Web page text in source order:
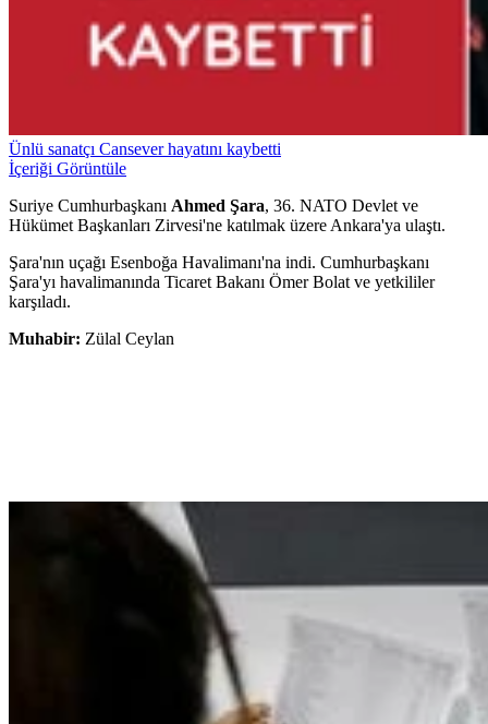
Ünlü sanatçı Cansever hayatını kaybetti
İçeriği Görüntüle
Suriye Cumhurbaşkanı Ahmed Şara, 36.⁠ NATO Devlet ve
Hükümet Başkanları Zirvesi'ne katılmak üzere Ankara'ya ulaştı.
Şara'nın uçağı Esenboğa Havalimanı'na indi. Cumhurbaşkanı
Şara'yı havalimanında Ticaret Bakanı Ömer Bolat ve yetkililer
karşıladı.
Muhabir: Zülal Ceylan